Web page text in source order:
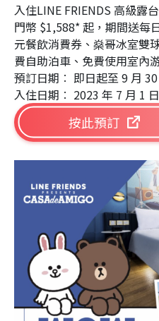
入住LINE FRIENDS 高級露
門幣 $1,588* 起，期間送每
元餐飲消費券、燊哥冰室雙
費自助泊車、免費使用室內
預訂日期︰ 即日起至 9 月
入住日期︰ 2023 年 7 月 1
按此預訂